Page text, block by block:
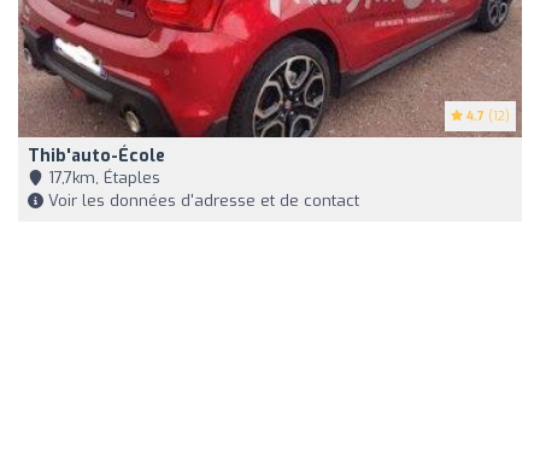
4.7 (12)
Thib'auto-École
17,7km, Étaples
Voir les données d'adresse et de contact